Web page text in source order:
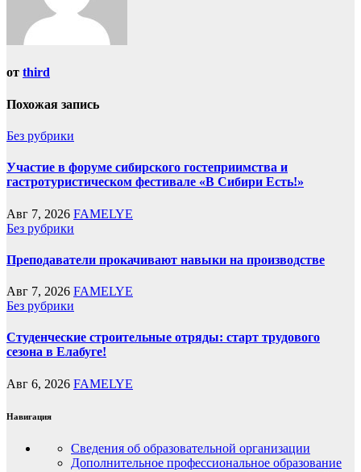
от third
Похожая запись
Без рубрики
Участие в форуме сибирского гостеприимства и
гастротуристическом фестивале «В Сибири Есть!»
Авг 7, 2026 FAMELYE
Без рубрики
Преподаватели прокачивают навыки на производстве
Авг 7, 2026 FAMELYE
Без рубрики
Студенческие строительные отряды: старт трудового
сезона в Елабуге!
Авг 6, 2026 FAMELYE
Навигация
Сведения об образовательной организации
Дополнительное профессиональное образование